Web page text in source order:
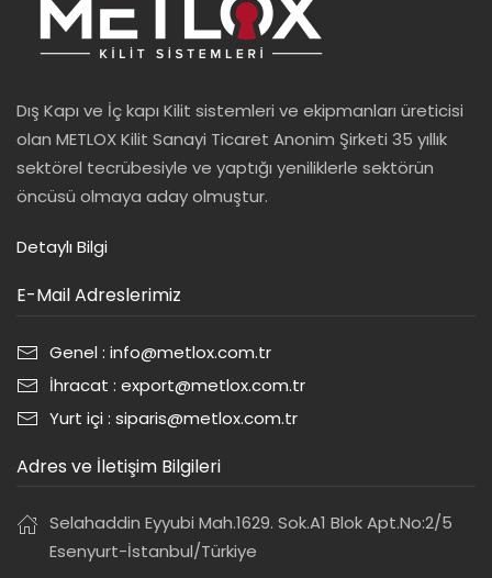
Dış Kapı ve İç kapı Kilit sistemleri ve ekipmanları üreticisi
olan METLOX Kilit Sanayi Ticaret Anonim Şirketi 35 yıllık
sektörel tecrübesiyle ve yaptığı yeniliklerle sektörün
öncüsü olmaya aday olmuştur.
Detaylı Bilgi
E-Mail Adreslerimiz
Genel : info@metlox.com.tr
İhracat : export@metlox.com.tr
Yurt içi : siparis@metlox.com.tr
Adres ve İletişim Bilgileri
Selahaddin Eyyubi Mah.1629. Sok.A1 Blok Apt.No:2/5
Esenyurt-İstanbul/Türkiye